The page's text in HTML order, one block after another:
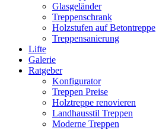
Glasgeländer
Treppenschrank
Holzstufen auf Betontreppe
Treppensanierung
Lifte
Galerie
Ratgeber
Konfigurator
Treppen Preise
Holztreppe renovieren
Landhausstil Treppen
Moderne Treppen